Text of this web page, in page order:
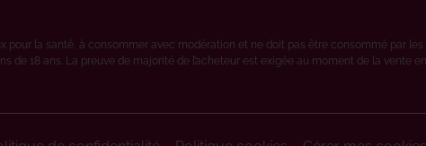
pour la santé, à consommer avec modération et ne doit pas être consommé par
18 ans. La preuve de majorité de l’acheteur est exigée au moment de la vente en